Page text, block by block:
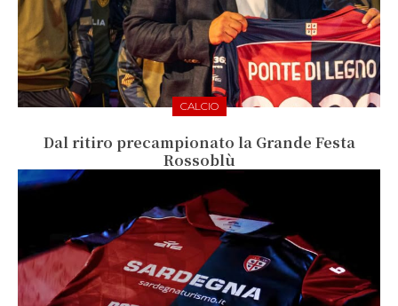
CALCIO
Dal ritiro precampionato la Grande Festa
Rossoblù